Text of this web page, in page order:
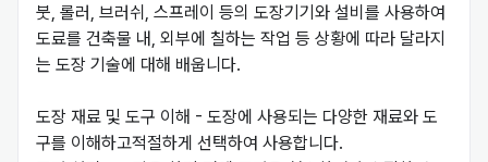
붓, 롤러, 브러쉬, 스프레이 등의 도장기기와 설비를 사용하여
도료를 건축물 내, 외부에 칠하는 작업 등 상황에 따라 달라지
는 도장 기술에 대해 배웁니다.
도장 재료 및 도구 이해 - 도장에 사용되는 다양한 재료와 도
구를 이해하고적절하게 선택하여 사용합니다.